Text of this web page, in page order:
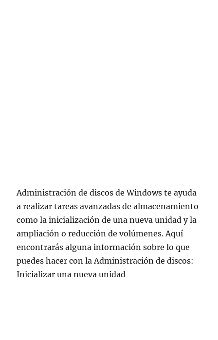
Administración de discos de Windows te ayuda
a realizar tareas avanzadas de almacenamiento
como la inicialización de una nueva unidad y la
ampliación o reducción de volúmenes. Aquí
encontrarás alguna información sobre lo que
puedes hacer con la Administración de discos:
Inicializar una nueva unidad